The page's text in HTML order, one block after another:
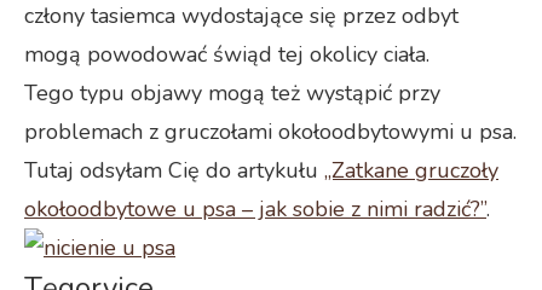
człony tasiemca wydostające się przez odbyt
mogą powodować świąd tej okolicy ciała.
Tego typu objawy mogą też wystąpić przy
problemach z gruczołami okołoodbytowymi u psa.
Tutaj odsyłam Cię do artykułu ,,Zatkane gruczoły
okołoodbytowe u psa – jak sobie z nimi radzić?”.